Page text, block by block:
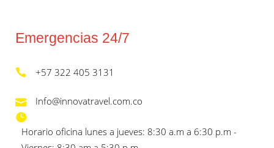
Emergencias 24/7
+57 322 405 3131
Info@innovatravel.com.co
Horario oficina lunes a jueves: 8:30 a.m a 6:30 p.m -